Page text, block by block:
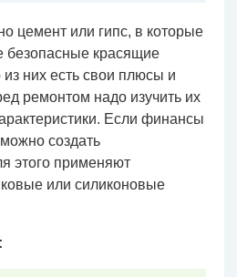
цемент или гипс, в которые
безопасные красящие
них есть свои плюсы и
ремонтом надо изучить их
Если финансы
создать
этого применяют
или силиконовые